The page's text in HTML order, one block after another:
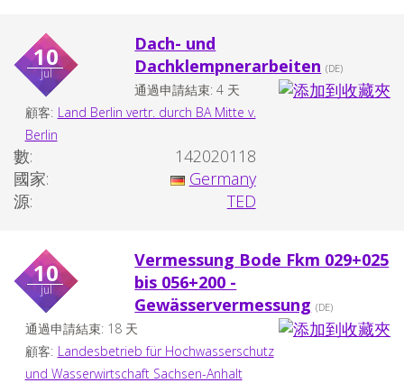
10
jul
Dach- und
Dachklempnerarbeiten (DE)
通過申請結束: 4 天
顧客: Land Berlin vertr. durch BA Mitte v.
Berlin
數:
142020118
國家:
Germany
源:
TED
10
jul
Vermessung Bode Fkm 029+025
bis 056+200 -
Gewässervermessung (DE)
通過申請結束: 18 天
顧客: Landesbetrieb für Hochwasserschutz
und Wasserwirtschaft Sachsen-Anhalt